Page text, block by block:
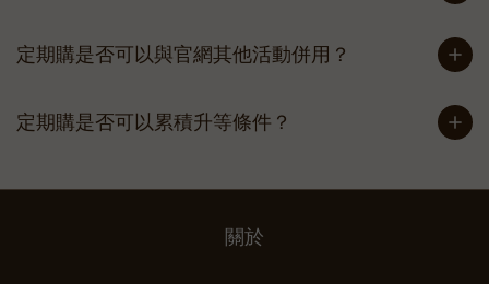
定期購是否可以與官網其他活動併用？
定期購是否可以累積升等條件？
關於